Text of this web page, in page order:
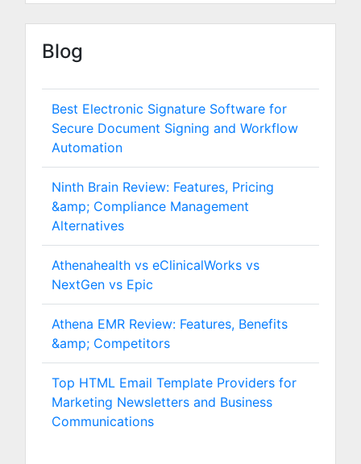
Blog
Best Electronic Signature Software for
Secure Document Signing and Workflow
Automation
Ninth Brain Review: Features, Pricing
&amp; Compliance Management
Alternatives
Athenahealth vs eClinicalWorks vs
NextGen vs Epic
Athena EMR Review: Features, Benefits
&amp; Competitors
Top HTML Email Template Providers for
Marketing Newsletters and Business
Communications